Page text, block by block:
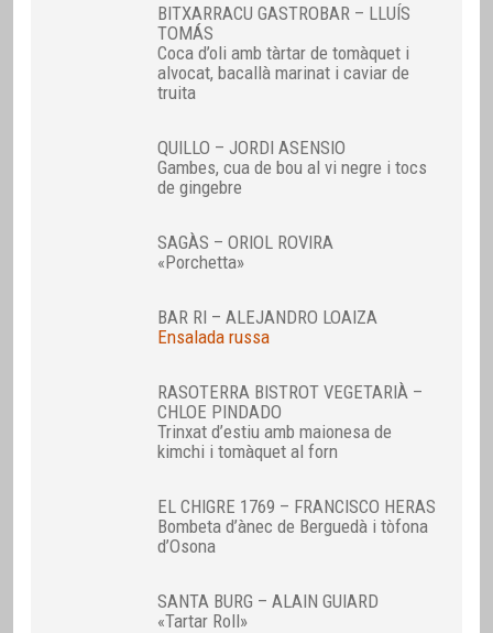
BITXARRACU GASTROBAR – LLUÍS
TOMÁS
Coca d’oli amb tàrtar de tomàquet i
alvocat, bacallà marinat i caviar de
truita
QUILLO – JORDI ASENSIO
Gambes, cua de bou al vi negre i tocs
de gingebre
SAGÀS – ORIOL ROVIRA
«Porchetta»
BAR RI – ALEJANDRO LOAIZA
Ensalada russa
RASOTERRA BISTROT VEGETARIÀ –
CHLOE PINDADO
Trinxat d’estiu amb maionesa de
kimchi i tomàquet al forn
EL CHIGRE 1769 – FRANCISCO HERAS
Bombeta d’ànec de Berguedà i tòfona
d’Osona
SANTA BURG – ALAIN GUIARD
«Tartar Roll»